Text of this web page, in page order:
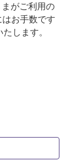
がご利用の
お手数です
します。